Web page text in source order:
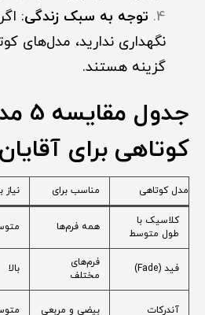
توجه به سبک زندگی:
نگهداری ندارید، مدل‌های
گزینه هستند.
کوتاهی برای
مدل کوتاهی مناسب برای نیاز
کلاسیک با
طول متوسط
همه فرم‌ها
فید (Fade)
فرم‌های
مختلف
بالا
آندرکات بیضی و مربعی